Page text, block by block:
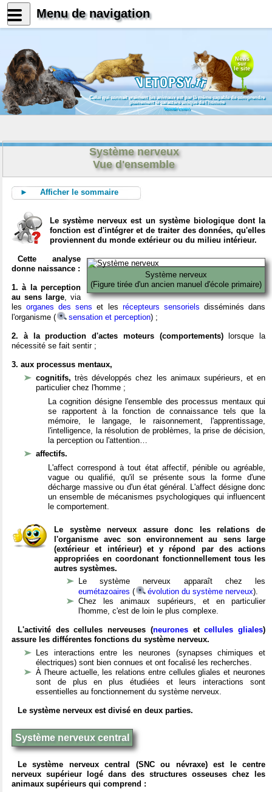
News
sur
le site
Celui qui connait vraiment les animaux est par là même capable de comprendre
pleinement le caractère unique de l'homme
Konrad Lorenz
Système nerveux
Vue d'ensemble
► Afficher le sommaire
Le système nerveux est un système biologique dont la
fonction est d'intégrer et de traiter des données, qu'elles
proviennent du monde extérieur ou du milieu intérieur.
Système nerveux
(Figure tirée d'un ancien manuel d'école primaire)
Cette analyse
donne naissance :
1. à la perception
au sens large, via
lesorganes des sens et les récepteurs sensoriels disséminés dans
l'organisme (
sensation et perception) ;
2. à la production d'actes moteurs (comportements)lorsque la
nécessité se fait sentir ;
3. aux processus mentaux,
cognitifs,très développés chez les animaux supérieurs, et en
particulier chez l'homme ;
La cognition désigne l'ensemble des processus mentaux qui
se rapportent à la fonction de connaissance tels que la
mémoire, le langage, le raisonnement, l'apprentissage,
l'intelligence, la résolution de problèmes, la prise de décision,
la perception ou l'attention…
affectifs.
L'affect correspond à tout état affectif, pénible ou agréable,
vague ou qualifié, qu'il se présente sous la forme d'une
décharge massive ou d'un état général. L'affect désigne donc
un ensemble de mécanismes psychologiques qui influencent
le comportement.
Le système nerveux assure donc les relations de
l'organisme avec son environnement au sens large
(extérieur et intérieur) et y répond par des actions
appropriées en coordonant fonctionnellement tous les
autres systèmes.
Le système nerveux apparaît chez les
eumétazoaires ( évolution du système nerveux).
Chez les animaux supérieurs, et en particulier
l'homme, c'est de loin le plus complexe.
L'activité des cellules nerveuses (neuronesetcellules gliales)
assure les différentes fonctions du système nerveux.
Les interactions entre les neurones (synapses chimiques et
électriques) sont bien connues et ont focalisé les recherches.
À l'heure actuelle, les relations entre cellules gliales et neurones
sont de plus en plus étudiées et leurs interactions sont
essentielles au fonctionnement du système nerveux.
Le système nerveux est divisé en deux parties.
Système nerveux central
Le système nerveux central (SNC ou névraxe) est le centre
nerveux supérieur logé dans des structures osseuses chez les
animaux supérieurs qui comprend :
Menu de navigation